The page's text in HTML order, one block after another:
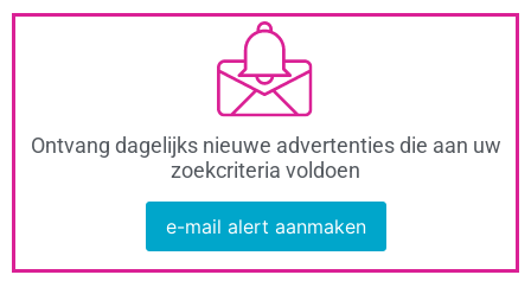
Ontvang dagelijks nieuwe advertenties die aan uw
zoekcriteria voldoen
e-mail alert aanmaken